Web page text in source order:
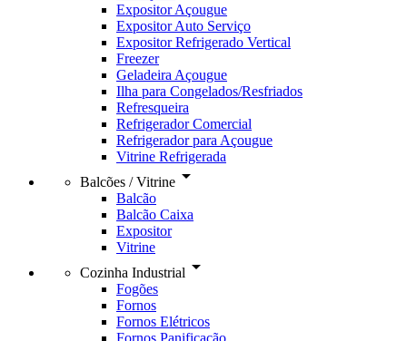
Expositor Açougue
Expositor Auto Serviço
Expositor Refrigerado Vertical
Freezer
Geladeira Açougue
Ilha para Congelados/Resfriados
Refresqueira
Refrigerador Comercial
Refrigerador para Açougue
Vitrine Refrigerada
Balcões / Vitrine arrow_drop_down
Balcão
Balcão Caixa
Expositor
Vitrine
Cozinha Industrial arrow_drop_down
Fogões
Fornos
Fornos Elétricos
Fornos Panificação